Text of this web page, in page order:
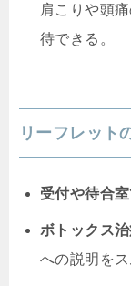
肩こりや頭
待できる。
リーフレット
受付や待合
ボトックス
への説明を